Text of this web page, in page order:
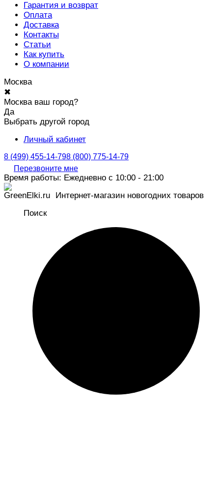
Гарантия и возврат
Оплата
Доставка
Контакты
Статьи
Как купить
О компании
Москва
✖
Москва ваш город?
Да
Выбрать другой город
Личный кабинет
8 (499) 455-14-798 (800) 775-14-79
Перезвоните мне
Время работы: Ежедневно с 10:00 - 21:00
Интернет-магазин новогодних товаров
Поиск